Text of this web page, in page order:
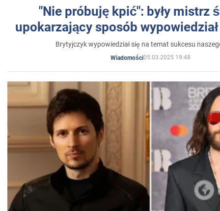
"Nie próbuję kpić": były mistrz
upokarzający sposób
Brytyjczyk wypowiedział się na temat sukcesu
Wiadomości05.03.2025 19:48